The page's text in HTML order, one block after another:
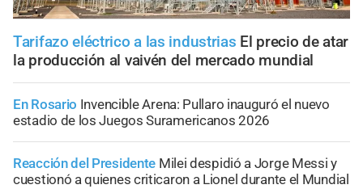
Tarifazo eléctrico a las industrias El precio de atar
la producción al vaivén del mercado mundial
En Rosario Invencible Arena: Pullaro inauguró el nuevo
estadio de los Juegos Suramericanos 2026
Reacción del Presidente Milei despidió a Jorge Messi y
cuestionó a quienes criticaron a Lionel durante el Mundial